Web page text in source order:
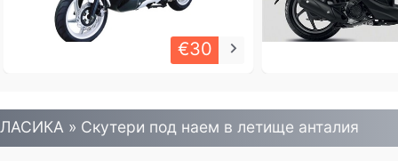
€30 keyboard_arrow_right
» Скутери под наем в летище анталия